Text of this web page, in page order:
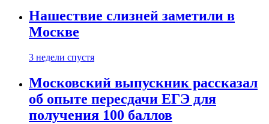
Нашествие слизней заметили в
Москве
3 недели спустя
Московский выпускник рассказал
об опыте пересдачи ЕГЭ для
получения 100 баллов